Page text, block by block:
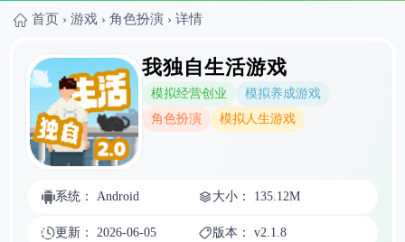
首页 › 游戏 › 角色扮演 › 详情
我独自生活游戏
模拟经营创业
模拟养成游戏
角色扮演
模拟人生游戏
系统： Android 大小： 135.12M
更新： 2026-06-05 版本： v2.1.8